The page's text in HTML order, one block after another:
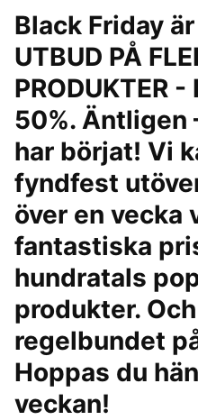
Black Friday
UTBUD PÅ
PRODUKTER -
50%. Äntligen
har börjat! Vi
fyndfest
över en vecka
fantastiska
hundratals
produkter.
regelbundet
Hoppas du
veckan!